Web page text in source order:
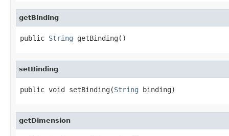
getBinding
public String getBinding()
setBinding
public void setBinding(String binding)
getDimension